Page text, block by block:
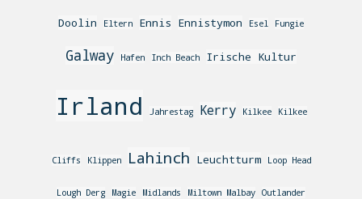
Doolin Eltern Ennis Ennistymon Esel Fungie
Galway Hafen Inch Beach Irische Kultur
Irland Jahrestag Kerry Kilkee Kilkee
Cliffs Klippen Lahinch Leuchtturm Loop Head
Lough Derg Magie Midlands Miltown Malbay Outlander